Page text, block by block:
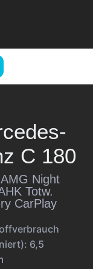
C 180
Night
Totw.
CarPlay
6,5